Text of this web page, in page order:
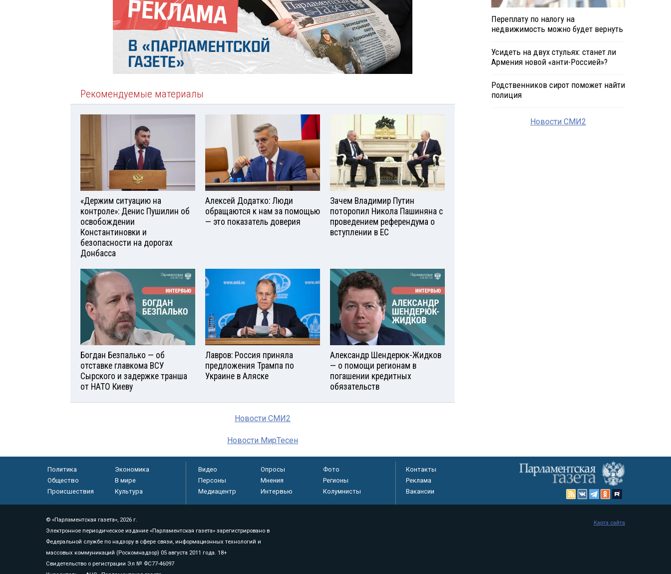
Рекомендуемые материалы
«Держим ситуацию на
контроле»: Денис Пушилин об
освобождении
Константиновки и
безопасности на дорогах
Донбасса
Алексей Додатко: Люди
обращаются к нам за помощью
— это показатель доверия
Зачем Владимир Путин
поторопил Никола Пашиняна с
проведением референдума о
вступлении в ЕС
Богдан Безпалько — об
отставке главкома ВСУ
Сырского и задержке транша
от НАТО Киеву
Лавров: Россия приняла
предложения Трампа по
Украине в Аляске
Александр Шендерюк-Жидков
— о помощи регионам в
погашении кредитных
обязательств
Новости СМИ2
Новости МирТесен
Переплату по налогу на
недвижимость можно будет вернуть
Усидеть на двух стульях: станет ли
Армения новой «анти-Россией»?
Родственников сирот поможет найти
полиция
Новости СМИ2
Политика
Экономика
Общество
В мире
Происшествия
Культура
Видео Опросы
Фото
Персоны
Мнения
Регионы
Медиацентр
Интервью Колумнисты
Контакты
Реклама
Вакансии
© «Парламентская газета», 2026 г.
Электронное периодическое издание «Парламентская газета» зарегистрировано в
Федеральной службе по надзору в сфере связи, информационных технологий и
массовых коммуникаций (Роскомнадзор) 05 августа 2011 года. 18+
Свидетельство о регистрации Эл № ФС77-46097
Карта сайта